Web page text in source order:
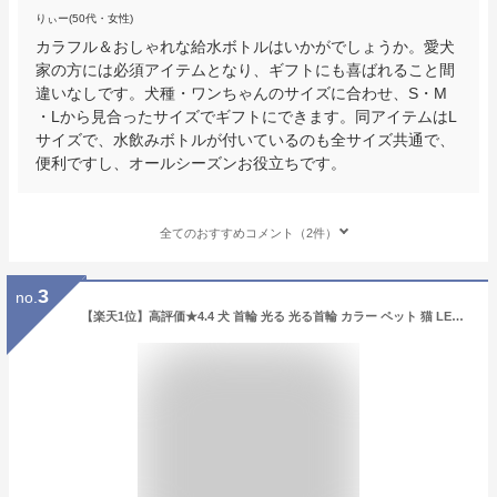
りぃー(50代・女性)
カラフル＆おしゃれな給水ボトルはいかがでしょうか。愛犬
家の方には必須アイテムとなり、ギフトにも喜ばれること間
違いなしです。犬種・ワンちゃんのサイズに合わせ、S・M
・Lから見合ったサイズでギフトにできます。同アイテムはL
サイズで、水飲みボトルが付いているのも全サイズ共通で、
便利ですし、オールシーズンお役立ちです。
全てのおすすめコメント（2件）
no. 3
【楽天1位】高評価★4.4 犬 首輪 光る 光る首輪 カラー ペット 猫 LED ライト リード 光 点灯 点滅 蛍光 小型犬 中型犬 大型犬 USB充電式 夜 散歩 安全 事故防止 安全グッズ ペット用品 ドッググッズ 犬用品 便利 簡単 サイズ調整可 S M おしゃれ かわいい 繰り返し リノウル